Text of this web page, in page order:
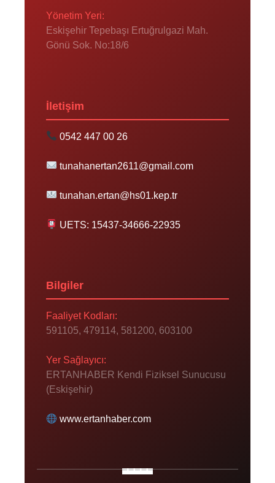
Yönetim Yeri:
Eskişehir Tepebaşı Ertuğrulgazi Mah.
Gönü Sok. No:18/6
İletişim
0542 447 00 26
tunahanertan2611@gmail.com
tunahan.ertan@hs01.kep.tr
UETS: 15437-34666-22935
Bilgiler
Faaliyet Kodları:
591105, 479114, 581200, 603100
Yer Sağlayıcı:
ERTANHABER Kendi Fiziksel Sunucusu
(Eskişehir)
www.ertanhaber.com